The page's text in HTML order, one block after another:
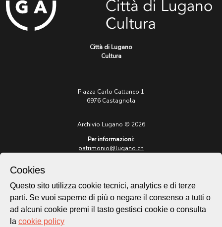
Città di Lugano
Cultura
Piazza Carlo Cattaneo 1
6976 Castagnola
Archivio Lugano © 2026
Per informazioni:
patrimonio@lugano.ch
lugano.ch
Cookie policy
Cookies
Questo sito utilizza cookie tecnici, analytics e di terze
parti. Se vuoi saperne di più o negare il consenso a tutti o
ad alcuni cookie premi il tasto gestisci cookie o consulta
la cookie policy